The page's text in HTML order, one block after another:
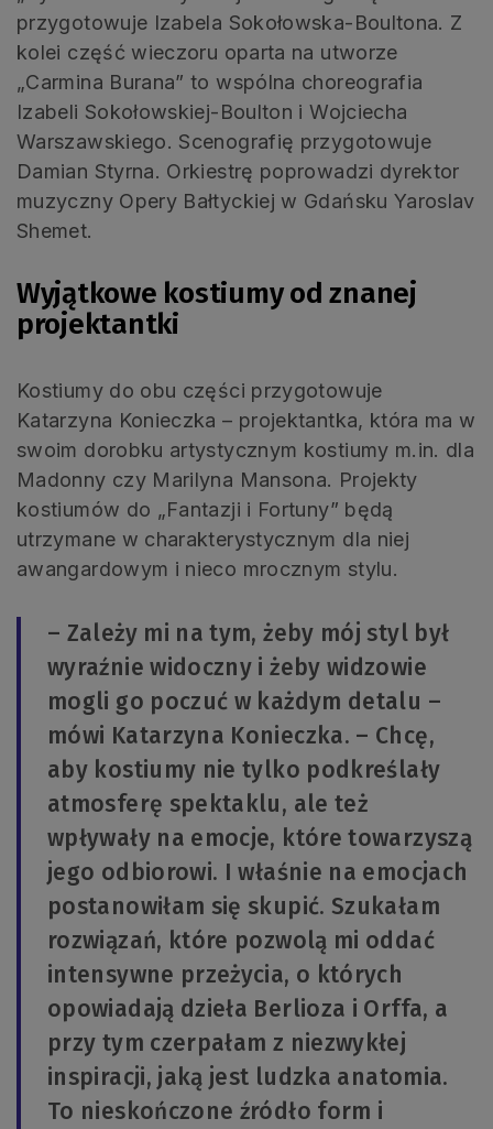
przygotowuje Izabela Sokołowska-Boultona. Z
kolei część wieczoru oparta na utworze
„Carmina Burana” to wspólna choreografia
Izabeli Sokołowskiej-Boulton i Wojciecha
Warszawskiego. Scenografię przygotowuje
Damian Styrna. Orkiestrę poprowadzi dyrektor
muzyczny Opery Bałtyckiej w Gdańsku Yaroslav
Shemet.
Wyjątkowe kostiumy od znanej
projektantki
Kostiumy do obu części przygotowuje
Katarzyna Konieczka – projektantka, która ma w
swoim dorobku artystycznym kostiumy m.in. dla
Madonny czy Marilyna Mansona. Projekty
kostiumów do „Fantazji i Fortuny” będą
utrzymane w charakterystycznym dla niej
awangardowym i nieco mrocznym stylu.
– Zależy mi na tym, żeby mój styl był
wyraźnie widoczny i żeby widzowie
mogli go poczuć w każdym detalu –
mówi Katarzyna Konieczka. – Chcę,
aby kostiumy nie tylko podkreślały
atmosferę spektaklu, ale też
wpływały na emocje, które towarzyszą
jego odbiorowi. I właśnie na emocjach
postanowiłam się skupić. Szukałam
rozwiązań, które pozwolą mi oddać
intensywne przeżycia, o których
opowiadają dzieła Berlioza i Orffa, a
przy tym czerpałam z niezwykłej
inspiracji, jaką jest ludzka anatomia.
To nieskończone źródło form i